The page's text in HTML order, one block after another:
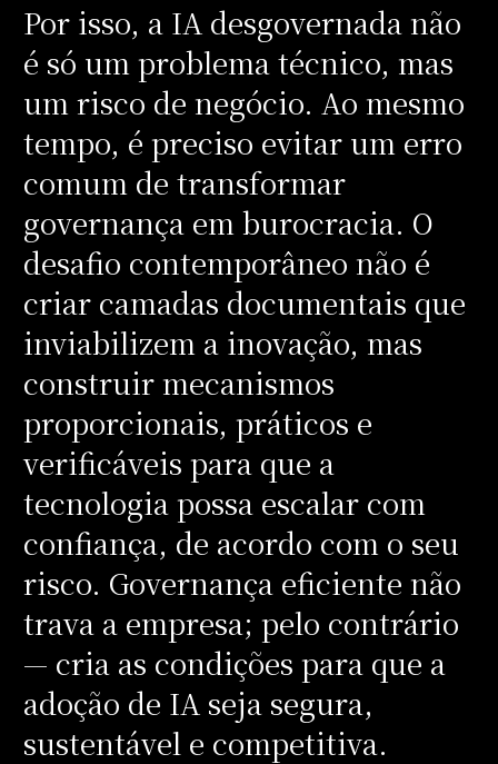
Por isso, a IA desgovernada não
é só um problema técnico, mas
um risco de negócio. Ao mesmo
tempo, é preciso evitar um erro
comum de transformar
governança em burocracia. O
desafio contemporâneo não é
criar camadas documentais que
inviabilizem a inovação, mas
construir mecanismos
proporcionais, práticos e
verificáveis para que a
tecnologia possa escalar com
confiança, de acordo com o seu
risco. Governança eficiente não
trava a empresa; pelo contrário
— cria as condições para que a
adoção de IA seja segura,
sustentável e competitiva.